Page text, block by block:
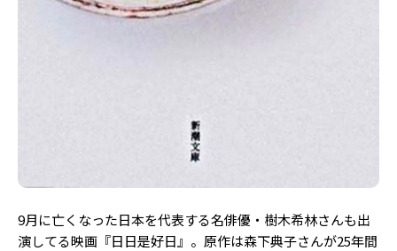
9月に亡くなった日本を代表する名俳優・樹木希林さんも出
演してる映画『日日是好日』。原作は森下典子さんが25年間